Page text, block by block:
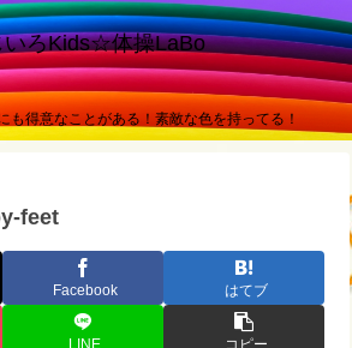
いろKids☆体操LaBo
も得意なことがある！素敵な色を持ってる！
feet
Facebook はてブ